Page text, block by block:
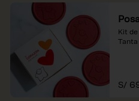
Kit
S/